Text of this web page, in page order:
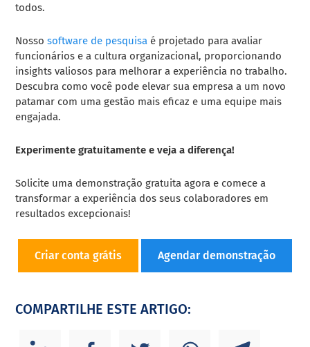
todos.
Nossosoftware de pesquisa é projetado para avaliar
funcionários e a cultura organizacional, proporcionando
insights valiosos para melhorar a experiência no trabalho.
Descubra como você pode elevar sua empresa a um novo
patamar com uma gestão mais eficaz e uma equipe mais
engajada.
Experimente gratuitamente e veja a diferença!
Solicite uma demonstração gratuita agora e comece a
transformar a experiência dos seus colaboradores em
resultados excepcionais!
Criar conta grátis Agendar demonstração
COMPARTILHE ESTE ARTIGO: